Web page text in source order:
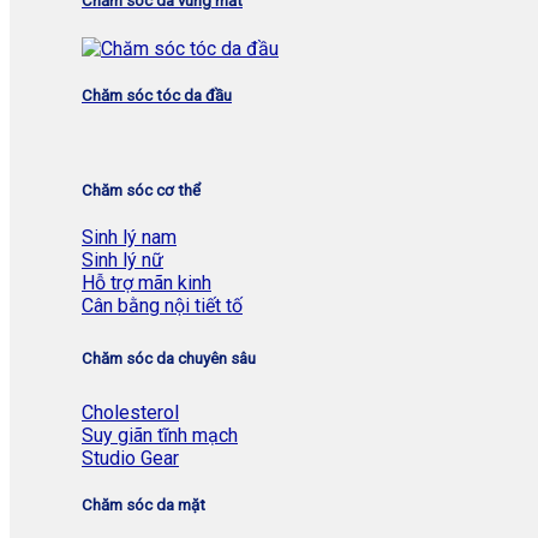
Chăm sóc tóc da đầu
Chăm sóc cơ thể
Sinh lý nam
Sinh lý nữ
Hỗ trợ mãn kinh
Cân bằng nội tiết tố
Chăm sóc da chuyên sâu
Cholesterol
Suy giãn tĩnh mạch
Studio Gear
Chăm sóc da mặt